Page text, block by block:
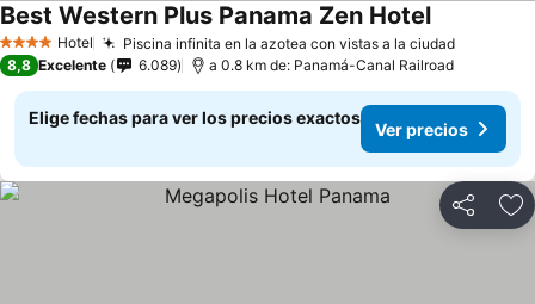
4 EstrellasHotel Piscina infinita en la azotea con vistas a la ciudadVer
Best Western Plus Panama Zen HotelVer precios
8,8 Excelente 6.089 a 0.8 km de: Panamá-Canal Railroad
Elige fechas para ver los precios exactos
Ver precios
Compartir